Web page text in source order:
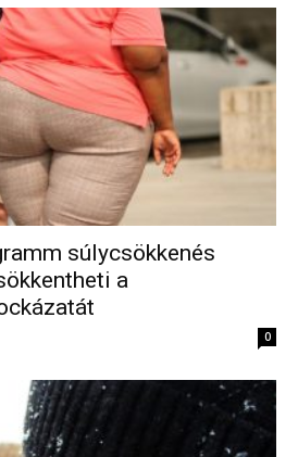
súlycsökkenés
a
0